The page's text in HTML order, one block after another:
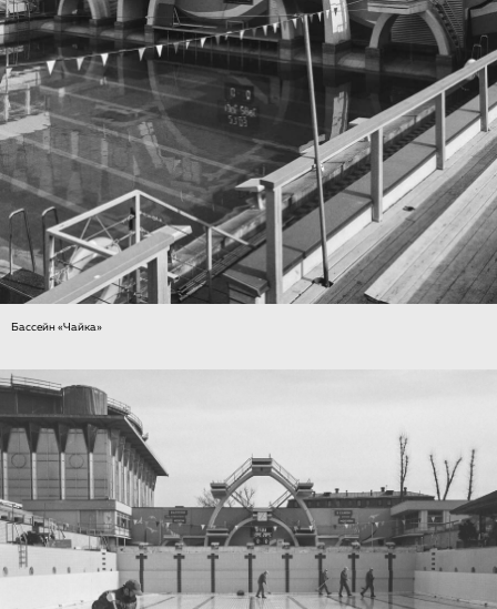
Бассейн «Чайка»